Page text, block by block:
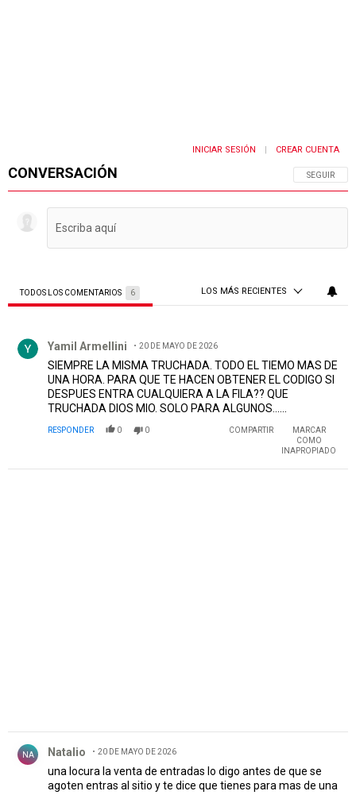
CONVERSACIÓN SIGA ESTA
SEGUIR
INICIAR SESIÓN CREAR CUENTA
TODOS LOS COMENTARIOS 6 LOS MÁS RECIENTES
Yamil Armellini 20 DE MAYO DE 2026
SIEMPRE LA MISMA TRUCHADA. TODO EL TIEMO MAS DE
UNA HORA. PARA QUE TE HACEN OBTENER EL CODIGO SI
DESPUES ENTRA CUALQUIERA A LA FILA?? QUE
TRUCHADA DIOS MIO. SOLO PARA ALGUNOS......
RESPONDER 0 0 COMPARTIR
MARCAR
COMO
INAPROPIADO
NA Natalio 20 DE MAYO DE 2026
una locura la venta de entradas lo digo antes de que se
agoten entras al sitio y te dice que tienes para mas de una